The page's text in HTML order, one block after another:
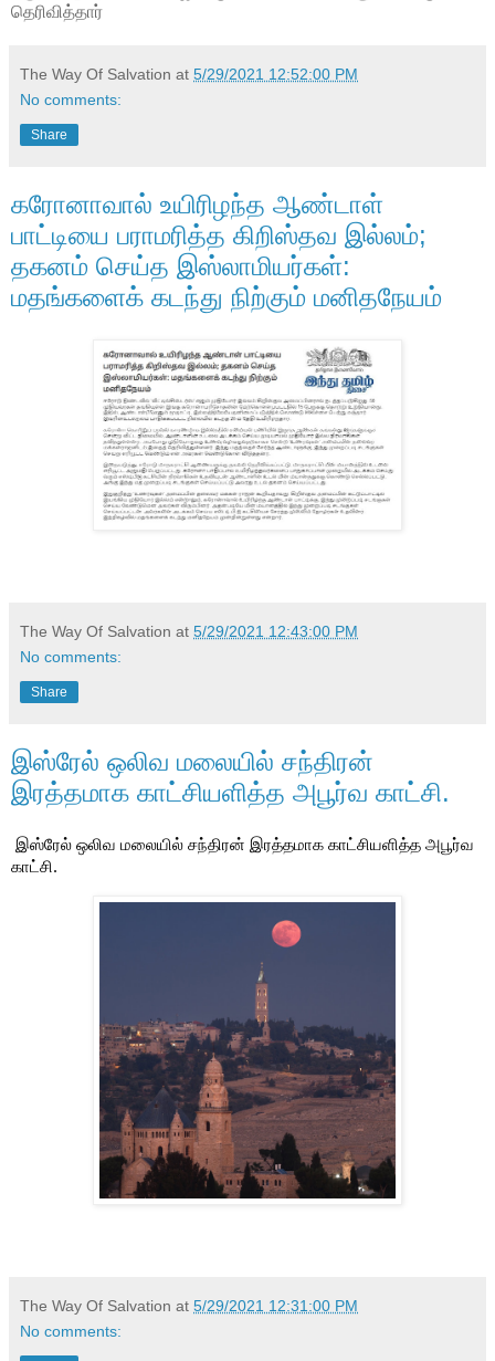
தெரிவித்தார்
The Way Of Salvation at 5/29/2021 12:52:00 PM
No comments:
Share
கரோனாவால் உயிரிழந்த ஆண்டாள்
பாட்டியை பராமரித்த கிறிஸ்தவ இல்லம்;
தகனம் செய்த இஸ்லாமியர்கள்:
மதங்களைக் கடந்து நிற்கும் மனிதநேயம்
The Way Of Salvation at 5/29/2021 12:43:00 PM
No comments:
Share
இஸ்ரேல் ஒலிவ மலையில் ச‌ந்திரன்
இரத்தமாக காட்சியளித்த அபூர்வ காட்சி.
இஸ்ரேல் ஒலிவ மலையில் ச‌ந்திரன் இரத்தமாக காட்சியளித்த அபூர்வ
காட்சி.
The Way Of Salvation at 5/29/2021 12:31:00 PM
No comments: